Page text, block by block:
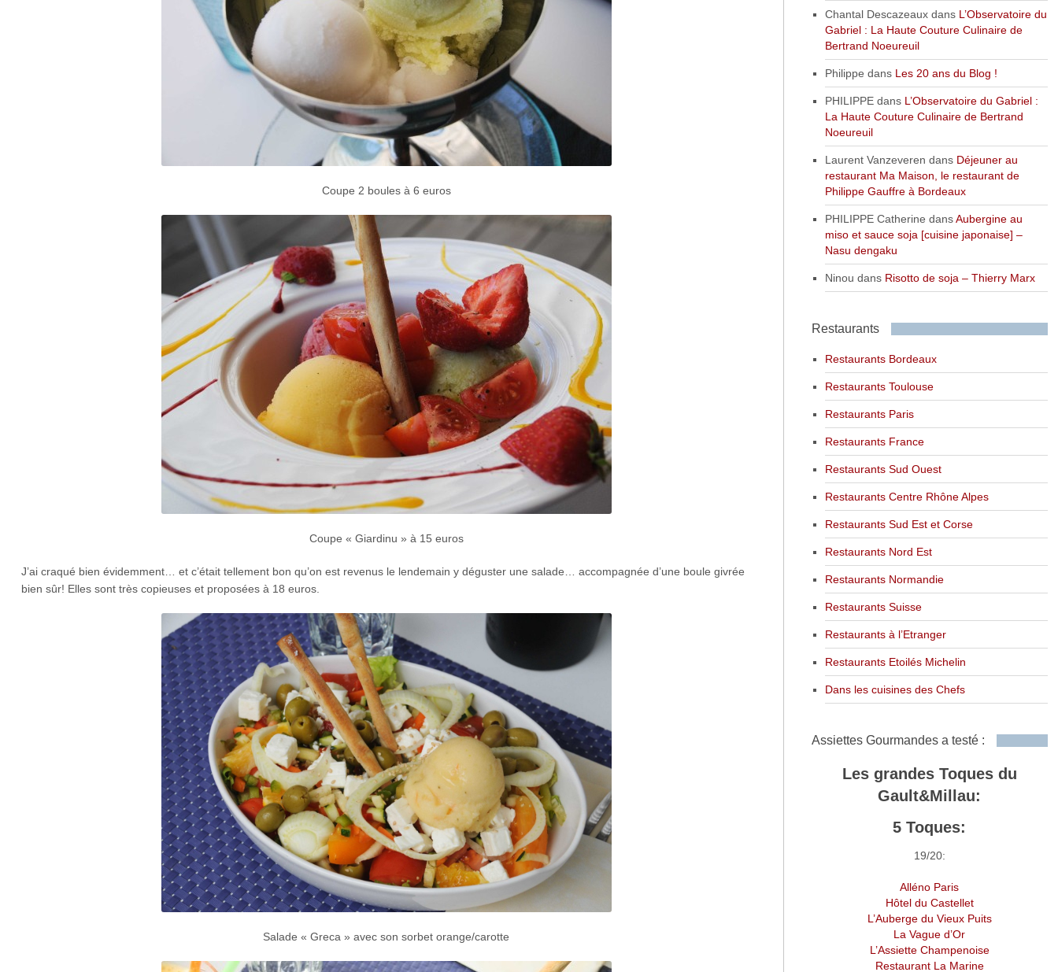
Coupe 2 boules à 6 euros
Coupe « Giardinu » à 15 euros
J’ai craqué bien évidemment… et c’était tellement bon qu’on est revenus le lendemain y déguster une salade… accompagnée d’une boule givrée
bien sûr! Elles sont très copieuses et proposées à 18 euros.
Salade « Greca » avec son sorbet orange/carotte
Chantal Descazeauxdans L’Observatoire du
Gabriel : La Haute Couture Culinaire de
Bertrand Noeureuil
Philippe dans Les 20 ans du Blog !
PHILIPPEdans L’Observatoire du Gabriel :
La Haute Couture Culinaire de Bertrand
Noeureuil
Laurent Vanzeveren dans Déjeuner au
restaurant Ma Maison, le restaurant de
Philippe Gauffre à Bordeaux
PHILIPPE Catherine dansAubergine au
miso et sauce soja [cuisine japonaise] –
Nasu dengaku
Ninou dans Risotto de soja – Thierry Marx
Restaurants
Restaurants Bordeaux
Restaurants Toulouse
Restaurants Paris
Restaurants France
Restaurants Sud Ouest
Restaurants Centre Rhône Alpes
Restaurants Sud Est et Corse
Restaurants Nord Est
Restaurants Normandie
Restaurants Suisse
Restaurants à l’Etranger
Restaurants Etoilés Michelin
Dans les cuisines des Chefs
Assiettes Gourmandes a testé :
Les grandes Toques du
Gault&Millau:
5 Toques:
19/20:
Alléno Paris
Hôtel du Castellet
L’Auberge du Vieux Puits
La Vague d’Or
L’Assiette Champenoise
Restaurant La Marine